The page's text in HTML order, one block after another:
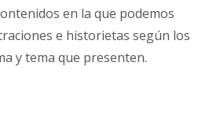
en la que podemos
e historietas según los
y tema que presenten.